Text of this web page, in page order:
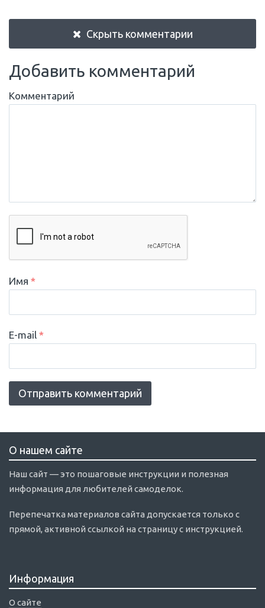
Скрыть комментарии
Добавить комментарий
Комментарий
Имя *
E-mail *
О нашем сайте
Наш сайт — это пошаговые инструкции и полезная
информация для любителей самоделок.
Перепечатка материалов сайта допускается только с
прямой, активной ссылкой на страницу с инструкцией.
Информация
О сайте